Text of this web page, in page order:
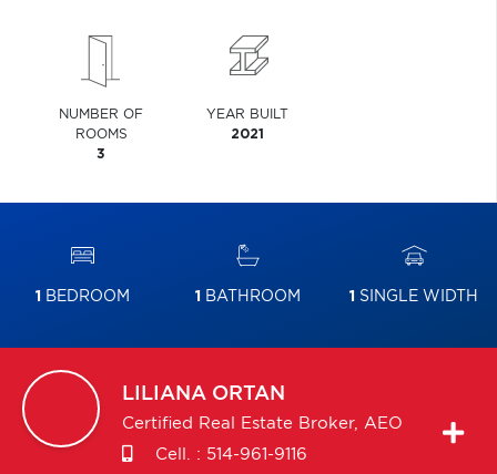
NUMBER OF
ROOMS
3
YEAR BUILT
2021
1 BEDROOM 1 BATHROOM 1 SINGLE WIDTH
LILIANA ORTAN
Certified Real Estate Broker, AEO
Cell. : 514-961-9116